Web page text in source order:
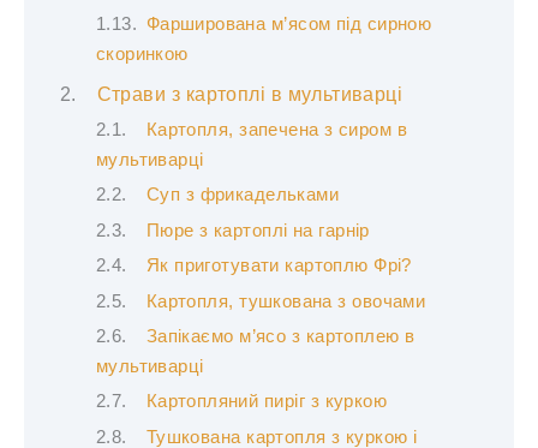
Фарширована м’ясом під сирною
скоринкою
Страви з картоплі в мультиварці
Картопля, запечена з сиром в
мультиварці
Суп з фрикадельками
Пюре з картоплі на гарнір
Як приготувати картоплю Фрі?
Картопля, тушкована з овочами
Запікаємо м’ясо з картоплею в
мультиварці
Картопляний пиріг з куркою
Тушкована картопля з куркою і